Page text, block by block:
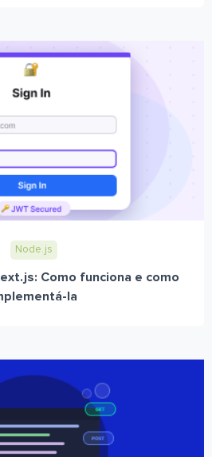
Node.js
Como funciona e como
la